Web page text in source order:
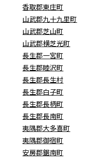
香取郡東庄町
山武郡九十九里町
山武郡芝山町
山武郡横芝光町
長生郡一宮町
長生郡睦沢町
長生郡長生村
長生郡白子町
長生郡長柄町
長生郡長南町
夷隅郡大多喜町
夷隅郡御宿町
安房郡鋸南町